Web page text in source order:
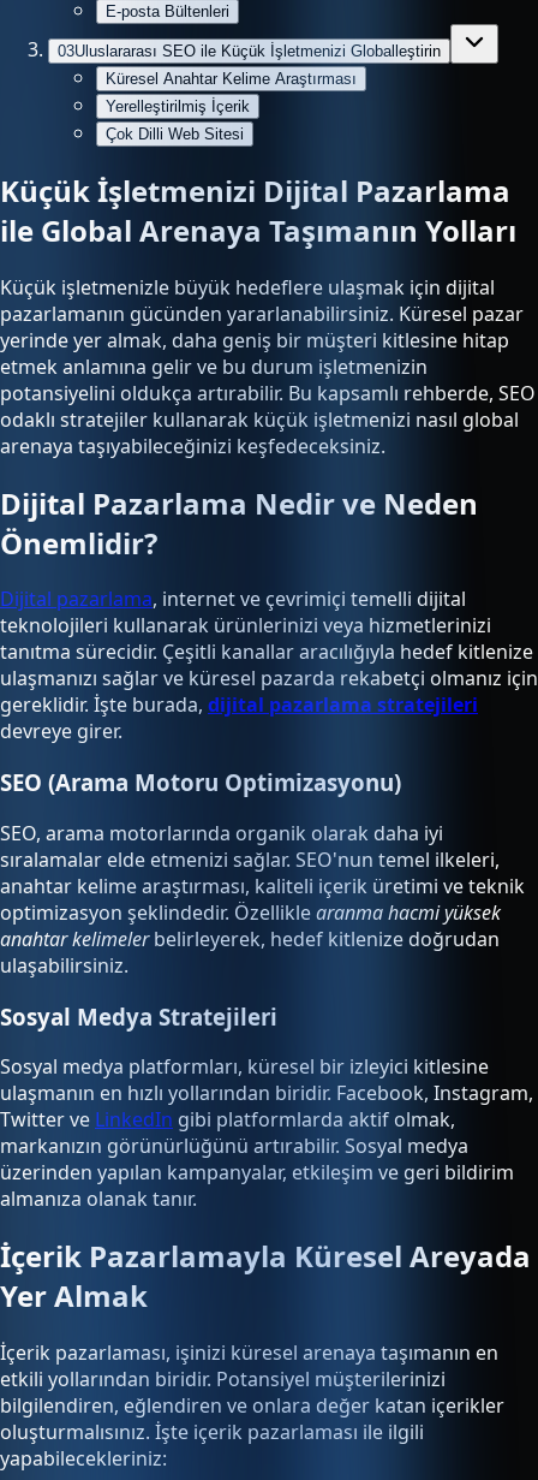
E-posta Bültenleri
03Uluslararası SEO ile Küçük İşletmenizi Globalleştirin
Küresel Anahtar Kelime Araştırması
Yerelleştirilmiş İçerik
Çok Dilli Web Sitesi
Küçük İşletmenizi Dijital Pazarlama
ile Global Arenaya Taşımanın Yolları
Küçük işletmenizle büyük hedeflere ulaşmak için dijital
pazarlamanın gücünden yararlanabilirsiniz. Küresel pazar
yerinde yer almak, daha geniş bir müşteri kitlesine hitap
etmek anlamına gelir ve bu durum işletmenizin
potansiyelini oldukça artırabilir. Bu kapsamlı rehberde, SEO
odaklı stratejiler kullanarak küçük işletmenizi nasıl global
arenaya taşıyabileceğinizi keşfedeceksiniz.
Dijital Pazarlama Nedir ve Neden
Önemlidir?
Dijital pazarlama, internet ve çevrimiçi temelli dijital
teknolojileri kullanarak ürünlerinizi veya hizmetlerinizi
tanıtma sürecidir. Çeşitli kanallar aracılığıyla hedef kitlenize
ulaşmanızı sağlar ve küresel pazarda rekabetçi olmanız için
gereklidir. İşte burada, dijital pazarlama stratejileri
devreye girer.
SEO (Arama Motoru Optimizasyonu)
SEO, arama motorlarında organik olarak daha iyi
sıralamalar elde etmenizi sağlar. SEO'nun temel ilkeleri,
anahtar kelime araştırması, kaliteli içerik üretimi ve teknik
optimizasyon şeklindedir. Özelliklearanma hacmi yüksek
anahtar kelimelerbelirleyerek, hedef kitlenize doğrudan
ulaşabilirsiniz.
Sosyal Medya Stratejileri
Sosyal medya platformları, küresel bir izleyici kitlesine
ulaşmanın en hızlı yollarından biridir. Facebook, Instagram,
Twitter ve LinkedIn gibi platformlarda aktif olmak,
markanızın görünürlüğünü artırabilir. Sosyal medya
üzerinden yapılan kampanyalar, etkileşim ve geri bildirim
almanıza olanak tanır.
İçerik Pazarlamayla Küresel Areyada
Yer Almak
İçerik pazarlaması, işinizi küresel arenaya taşımanın en
etkili yollarından biridir. Potansiyel müşterilerinizi
bilgilendiren, eğlendiren ve onlara değer katan içerikler
oluşturmalısınız. İşte içerik pazarlaması ile ilgili
yapabilecekleriniz: